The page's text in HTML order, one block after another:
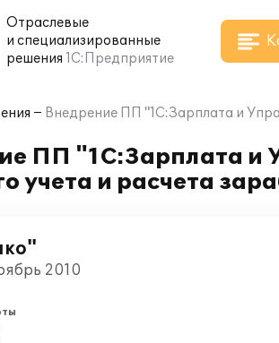
Отраслевые
и специализированные
решения 1С:Предприятие
Внедрение ПП "1С:Зарплата и
ПП "1С:Зарплата и
учета и расчета
2010